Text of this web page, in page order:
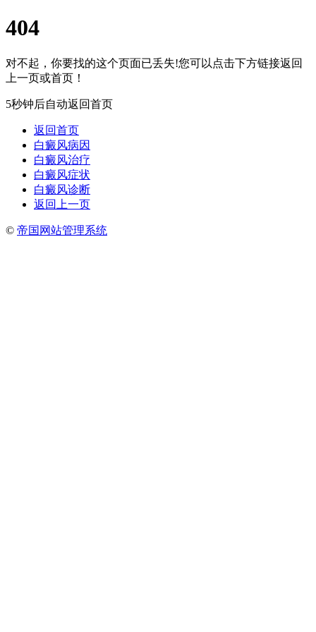
404
对不起，你要找的这个页面已丢失!您可以点击下方链接返回
上一页或首页！
5秒钟后自动返回首页
返回首页
白癜风病因
白癜风治疗
白癜风症状
白癜风诊断
返回上一页
© 帝国网站管理系统